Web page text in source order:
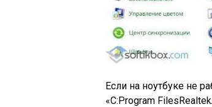
Если на ноутбуке не
«C:Program